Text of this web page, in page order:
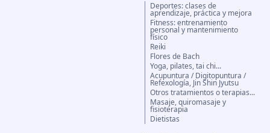
Deportes: clases de
aprendizaje, práctica y mejora
Fitness: entrenamiento
personal y mantenimiento
físico
Reiki
Flores de Bach
Yoga, pilates, tai chi...
Acupuntura / Digitopuntura /
Refexología, Jin Shin Jyutsu
Otros tratamientos o terapias...
Masaje, quiromasaje y
fisioterapia
Dietistas